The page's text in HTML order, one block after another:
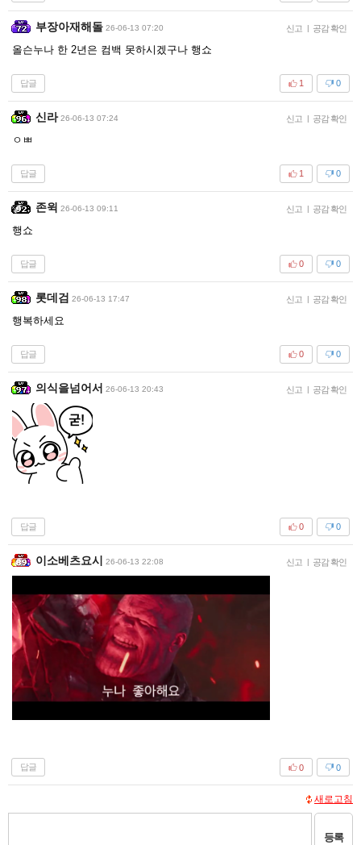
부장아재해돌 26-06-13 07:20 신고 | 공감 확인
올슨누나 한 2년은 컴백 못하시겠구나 행쇼
답글 0
1
신라 26-06-13 07:24 신고 | 공감 확인
ㅇㅃ
답글 0
1
존윅 26-06-13 09:11 신고 | 공감 확인
행쇼
답글 0
0
롯데검 26-06-13 17:47 신고 | 공감 확인
행복하세요
답글 0
0
의식을넘어서 26-06-13 20:43 신고 | 공감 확인
답글 0
0
이소베츠요시 26-06-13 22:08 신고 | 공감 확인
답글 0
0
새로고침
등록